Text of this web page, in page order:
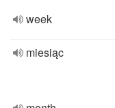
week
miesiąc